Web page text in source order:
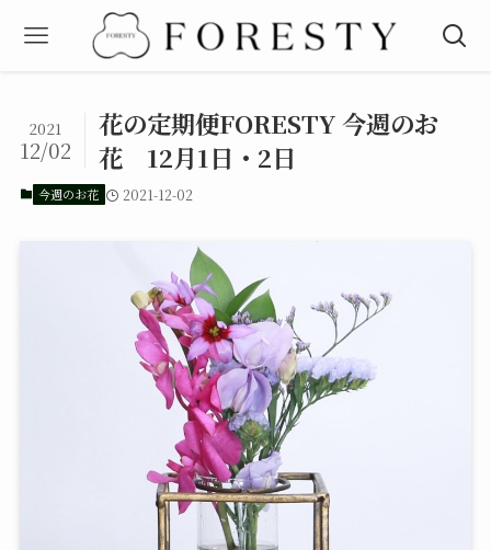
花の定期便FORESTY 今週のお
花 12月1日・2日
2021
12/02
今週のお花 2021-12-02